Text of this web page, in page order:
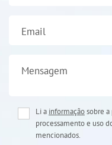
Email
Mensagem
Li a informaçãosobre
processamento e uso
mencionados.